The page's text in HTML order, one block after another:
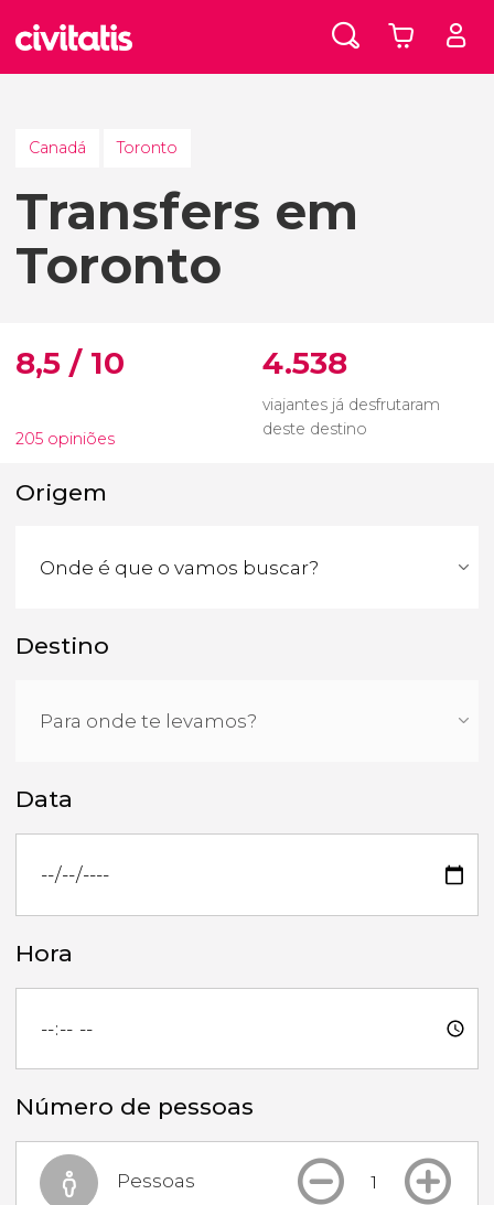
Canadá Toronto
Transfers em
Toronto
8,5 / 10
205 opiniões
4.538
viajantes já desfrutaram
deste destino
Origem
Destino
Data
Hora
Número de pessoas
Pessoas